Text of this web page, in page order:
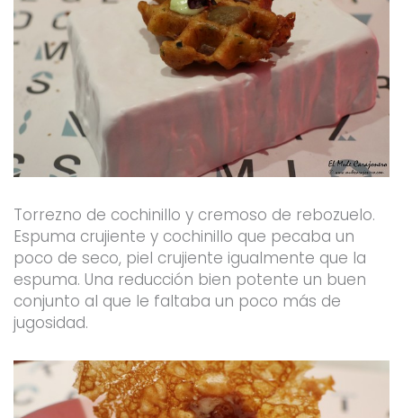
Torrezno de cochinillo y cremoso de rebozuelo.
Espuma crujiente y cochinillo que pecaba un
poco de seco, piel crujiente igualmente que la
espuma. Una reducción bien potente un buen
conjunto al que le faltaba un poco más de
jugosidad.